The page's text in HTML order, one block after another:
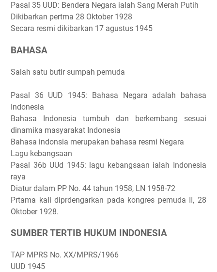
Pasal 35 UUD: Bendera Negara ialah Sang Merah Putih
Dikibarkan pertma 28 Oktober 1928
Secara resmi dikibarkan 17 agustus 1945
BAHASA
Salah satu butir sumpah pemuda
Pasal 36 UUD 1945: Bahasa Negara adalah bahasa
Indonesia
Bahasa Indonesia tumbuh dan berkembang sesuai
dinamika masyarakat Indonesia
Bahasa indonsia merupakan bahasa resmi Negara
Lagu kebangsaan
Pasal 36b UUd 1945: lagu kebangsaan ialah Indonesia
raya
Diatur dalam PP No. 44 tahun 1958, LN 1958-72
Prtama kali diprdengarkan pada kongres pemuda II, 28
Oktober 1928.
SUMBER TERTIB HUKUM INDONESIA
TAP MPRS No. XX/MPRS/1966
UUD 1945